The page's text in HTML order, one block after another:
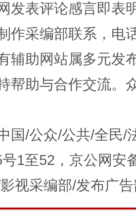
下症？
钟！ 谢
发表评论感言即表
作采编部联系，电
辅助网站属多元发
帮助与合作交流。
国/公众/公共/全民/
1至52，京公网安
视采编部/发布广